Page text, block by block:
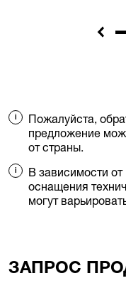
Пожалуйста,
предложение
от страны.
В зависимости
оснащения
могут
ЗАПРОС